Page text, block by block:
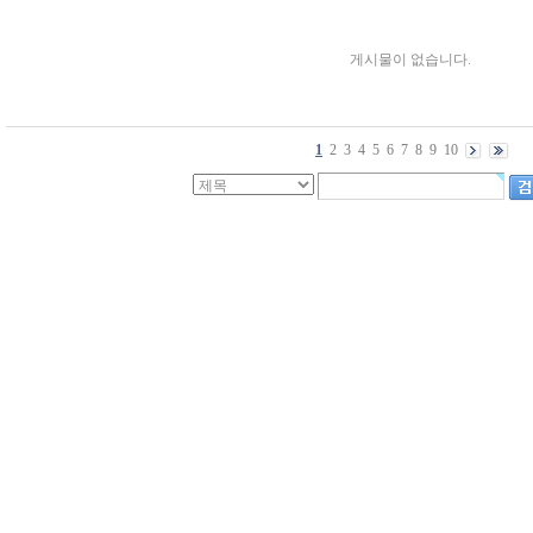
게시물이 없습니다.
1 2 3 4 5 6 7 8 9 10